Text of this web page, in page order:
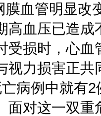
膜血管明显改
高血压已造
受损时，心
视力损害正
病例中就有
面对这一双重